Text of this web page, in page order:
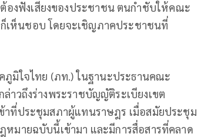
องฟังเสียงของประชาชน ตนกำชับให้คณะ
เห็นชอบ โดยจะเชิญภาคประชาชนที่
ภูมิใจไทย (ภท.) ในฐานะประธานคณะ
าวถึงร่างพระราชบัญญัติระเบียงเขต
าที่ประชุมสภาผู้แทนราษฎร เมื่อสมัยประชุม
มายฉบับนี้เข้ามา และมีการสื่อสารที่คลาด